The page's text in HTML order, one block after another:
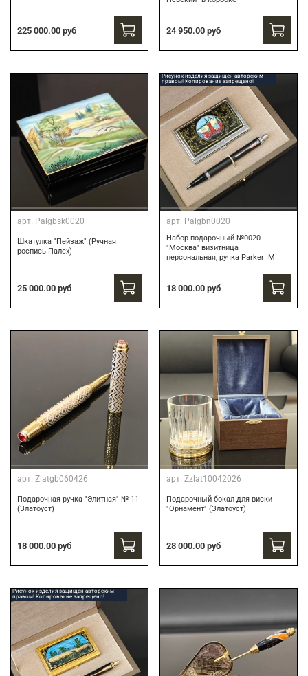
225 000.00 руб 24 950.00 руб
арт. Palgbsk0020
Шкатулка "Пейзаж" (Ручная
роспись Палех)
25 000.00 руб
Рисунок изделия защищен авторским
правом! Копирование запрещено!
арт. Palgbn0020
Набор подарочный №0020
"Москва" визитница
персональная, ручка Parker IM
18 000.00 руб
арт. Zlatgb060426
Подарочная ручка "Элитная" № 11
(Златоуст)
18 000.00 руб
арт. Zzlat10042026
Подарочный бокал для виски
"Орнамент" (Златоуст)
28 000.00 руб
Рисунок изделия защищен авторским
правом! Копирование запрещено!